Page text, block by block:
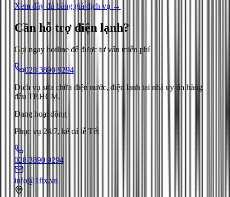
Xem đầy đủ bảng giá dịch vụ →
Cần hỗ trợ điện lạnh?
Gọi ngay hotline để được tư vấn miễn phí
028 3890 9294
Dịch vụ sửa chữa điện nước, điện lạnh tại nhà uy tín hàng
đầu TP.HCM.
Đang hoạt động
Phục vụ 24/7, kể cả lễ Tết
028 3890 9294
info@1fix.vn